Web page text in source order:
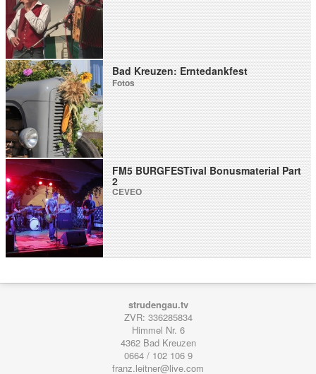
Bad Kreuzen: Erntedankfest
Fotos
FM5 BURGFESTival Bonusmaterial Part
2
CEVEO
strudengau.tv
ZVR: 336285834
Himmel Nr. 6
4362 Bad Kreuzen
0664 / 102 106 9
franz.leitner@live.com